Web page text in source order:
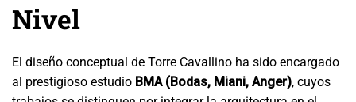
Nivel
El diseño conceptual de Torre Cavallino ha sido encargado
al prestigioso estudio BMA (Bodas, Miani, Anger), cuyos